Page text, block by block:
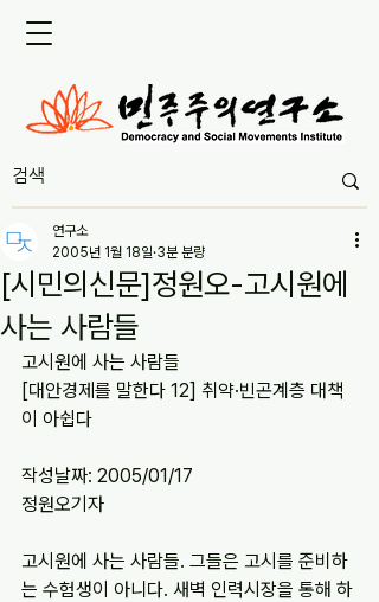
[시민의신문]정원오-고시원에
사는 사람들
연구소
2005년 1월 18일 3분 분량
고시원에 사는 사람들
[대안경제를 말한다 12] 취약·빈곤계층 대책
이 아쉽다
작성날짜: 2005/01/17
정원오기자
고시원에 사는 사람들. 그들은 고시를 준비하
는 수험생이 아니다. 새벽 인력시장을 통해 하